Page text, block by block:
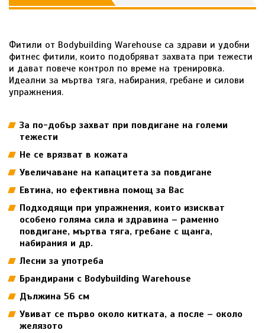
Фитили от Bodybuilding Warehouse са здрави и удобни
фитнес фитили, които подобряват захвата при тежести
и дават повече контрол по време на тренировка.
Идеални за мъртва тяга, набирания, гребане и силови
упражнения.
За по-добър захват при повдигане на големи
тежести
Не се врязват в кожата
Увеличаване на капацитета за повдигане
Евтина, но ефективна помощ за Вас
Подходящи при упражнения, които изискват
особено голяма сила и здравина – раменно
повдигане, мъртва тяга, гребане с щанга,
набирания и др.
Лecни зa yпoтpeбa
Брандирани с Bodybuilding Warehouse
Дължина 56 см
Увиват се първо около китката, а после – около
желязото